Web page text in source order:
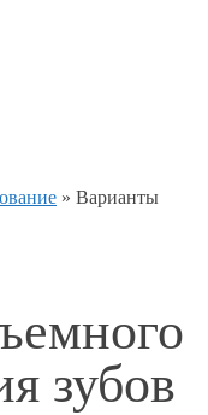
» Варианты
зубов